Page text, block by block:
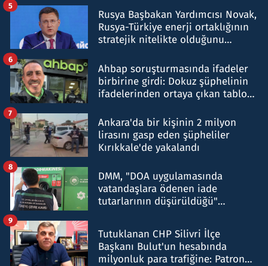
Rusya Başbakan Yardımcısı Novak,
Rusya-Türkiye enerji ortaklığının
stratejik nitelikte olduğunu
5
Ahbap soruşturmasında ifadeler
birbirine girdi: Dokuz şüphelinin
ifadelerinden ortaya çıkan tablo
6
Ankara'da bir kişinin 2 milyon
lirasını gasp eden şüpheliler
Kırıkkale'de yakalandı
7
DMM, "DOA uygulamasında
vatandaşlara ödenen iade
tutarlarının düşürüldüğü"
8
Tutuklanan CHP Silivri İlçe
Başkanı Bulut'un hesabında
milyonluk para trafiğine: Patron
9